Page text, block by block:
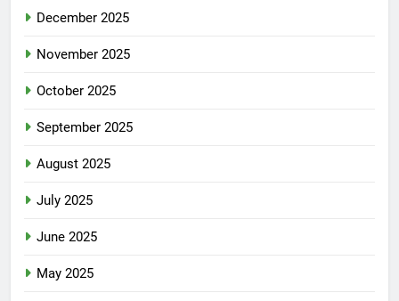
December 2025
November 2025
October 2025
September 2025
August 2025
July 2025
June 2025
May 2025